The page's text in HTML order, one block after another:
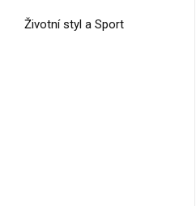
Životní styl a Sport